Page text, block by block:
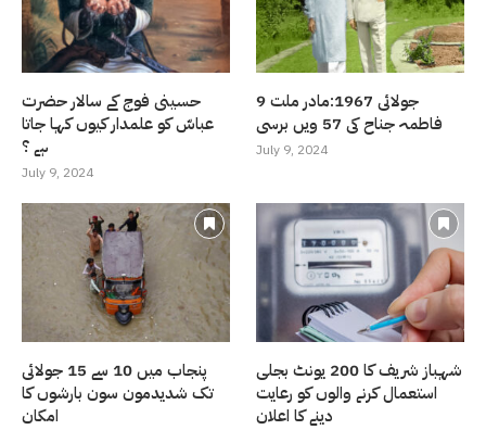
حسینی فوج کے سالار حضرت
عباسّ کو علمدار کیوں کہا جاتا
ہے ؟
July 9, 2024
9 جولائی 1967:مادر ملت
فاطمہ جناح کی 57 ویں برسی
July 9, 2024
پنجاب میں 10 سے 15 جولائی
تک شدیدمون سون بارشوں کا
امکان
شہباز شریف کا 200 یونٹ بجلی
استعمال کرنے والوں کو رعایت
دینے کا اعلان